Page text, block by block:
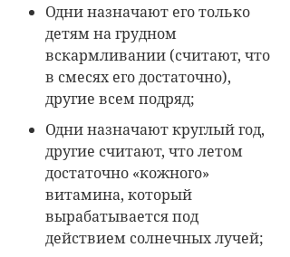
Одни назначают его только
детям на грудном
вскармливании (считают, что
в смесях его достаточно),
другие всем подряд;
Одни назначают круглый год,
другие считают, что летом
достаточно «кожного»
витамина, который
вырабатывается под
действием солнечных лучей;